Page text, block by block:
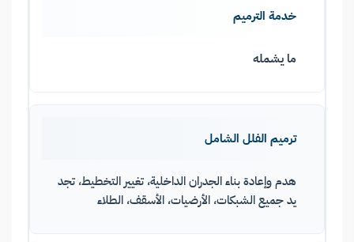
خدمة الترميم
ما يشمله
ترميم الفلل الشامل
هدم وإعادة بناء الجدران الداخلية، تغيير التخطيط، تجد
يد جميع الشبكات، الأرضيات، الأسقف، الطلاء